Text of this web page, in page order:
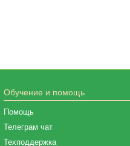
Обучение и помощь
Помощь
Телеграм чат
Техподдержка